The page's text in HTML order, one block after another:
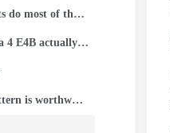
Three snippets do most of the actual work
What Gemma 4 E4B actually catches
When the pattern is worthwhile and when it is not